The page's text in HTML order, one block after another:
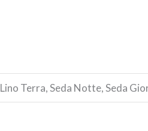
Lino Terra, Seda Notte, Seda